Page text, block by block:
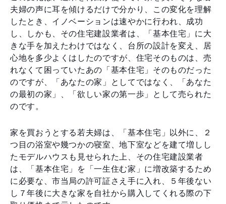
夫婦の声に耳を傾けるだけで分かり、この変化を理解
したとき、イノベーションは速やかに行われ、成功
し、しかも、その住宅建設業者は、「基本住宅」に大
きな手を加えたわけではなく、台所の設計を変え、居
心地を多少よくはしたのですが、住宅そのものは、売
れなくて困っていたあの「基本住宅」そのものだった
のですが、「あなたの家」としてではなく、「あなた
の最初の家」、「欲しい家の第一歩」として売られた
のです。
家を買おうとする若夫婦は、「基本住宅」以外に、２
つ目の浴室や幾つかの寝室、地下室などを建て増しし
たモデルハウスも見せられた上、その住宅建設業者
は、「基本住宅」を「一生住む家」に増改築するため
に必要な、市当局の許可証さえ手に入れ、５年後ない
し７年後に大きな家を自社から購入してくれる際の下